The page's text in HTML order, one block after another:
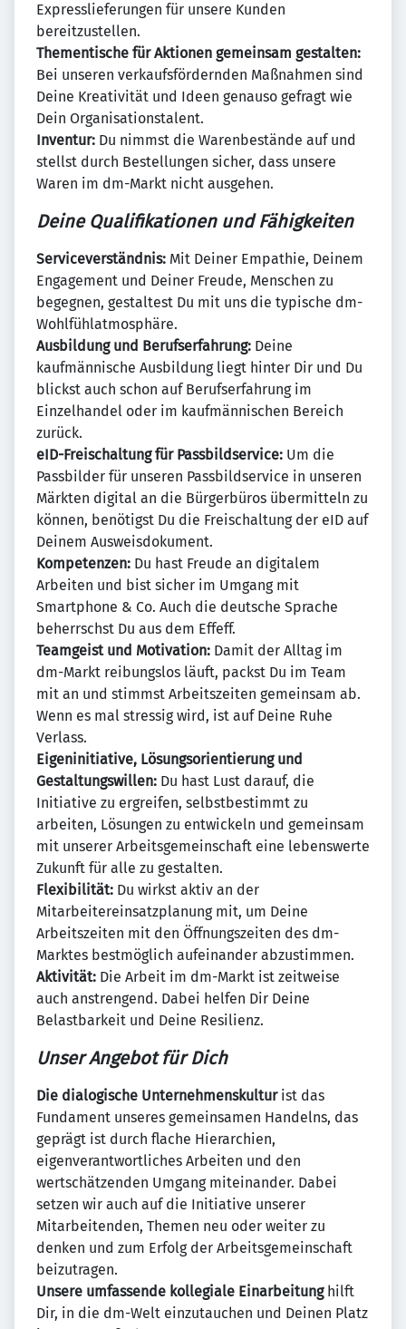
Expresslieferungen für unsere Kunden
bereitzustellen.
Thementische für Aktionen gemeinsam gestalten:
Bei unseren verkaufsfördernden Maßnahmen sind
Deine Kreativität und Ideen genauso gefragt wie
Dein Organisationstalent.
Inventur: Du nimmst die Warenbestände auf und
stellst durch Bestellungen sicher, dass unsere
Waren im dm-Markt nicht ausgehen.
Deine Qualifikationen und Fähigkeiten
Serviceverständnis: Mit Deiner Empathie, Deinem
Engagement und Deiner Freude, Menschen zu
begegnen, gestaltest Du mit uns die typische dm-
Wohlfühlatmosphäre.
Ausbildung und Berufserfahrung: Deine
kaufmännische Ausbildung liegt hinter Dir und Du
blickst auch schon auf Berufserfahrung im
Einzelhandel oder im kaufmännischen Bereich
zurück.
eID-Freischaltung für Passbildservice: Um die
Passbilder für unseren Passbildservice in unseren
Märkten digital an die Bürgerbüros übermitteln zu
können, benötigst Du die Freischaltung der eID auf
Deinem Ausweisdokument.
Kompetenzen: Du hast Freude an digitalem
Arbeiten und bist sicher im Umgang mit
Smartphone & Co. Auch die deutsche Sprache
beherrschst Du aus dem Effeff.
Teamgeist und Motivation: Damit der Alltag im
dm-Markt reibungslos läuft, packst Du im Team
mit an und stimmst Arbeitszeiten gemeinsam ab.
Wenn es mal stressig wird, ist auf Deine Ruhe
Verlass.
Eigeninitiative, Lösungsorientierung und
Gestaltungswillen: Du hast Lust darauf, die
Initiative zu ergreifen, selbstbestimmt zu
arbeiten, Lösungen zu entwickeln und gemeinsam
mit unserer Arbeitsgemeinschaft eine lebenswerte
Zukunft für alle zu gestalten.
Flexibilität: Du wirkst aktiv an der
Mitarbeitereinsatzplanung mit, um Deine
Arbeitszeiten mit den Öffnungszeiten des dm-
Marktes bestmöglich aufeinander abzustimmen.
Aktivität: Die Arbeit im dm-Markt ist zeitweise
auch anstrengend. Dabei helfen Dir Deine
Belastbarkeit und Deine Resilienz.
Unser Angebot für Dich
Die dialogische Unternehmenskulturist das
Fundament unseres gemeinsamen Handelns, das
geprägt ist durch flache Hierarchien,
eigenverantwortliches Arbeiten und den
wertschätzenden Umgang miteinander. Dabei
setzen wir auch auf die Initiative unserer
Mitarbeitenden, Themen neu oder weiter zu
denken und zum Erfolg der Arbeitsgemeinschaft
beizutragen.
Unsere umfassende kollegiale Einarbeitunghilft
Dir, in die dm-Welt einzutauchen und Deinen Platz